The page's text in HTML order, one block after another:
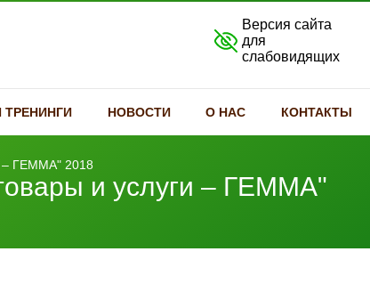
Версия сайта
для
слабовидящих
НОВОСТИ О НАС КОНТАКТЫ
– ГЕММА" 2018
и услуги – ГЕММА"